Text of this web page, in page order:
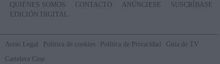
QUIÉNES SOMOS CONTACTO ANÚNCIESE
SUSCRÍBASE
EDICIÓN DIGITAL
Aviso Legal Politica de cookies Política de Privacidad
Guía de TV
Cartelera Cine